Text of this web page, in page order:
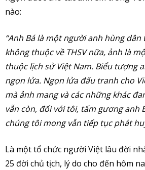
nào:
“Anh Bá là một người anh hùng dân
không thuộc về THSV nữa, ảnh là
thuộc lịch sử Việt Nam. Biểu tượng
ngọn lửa. Ngọn lửa đấu tranh cho
mà ảnh mang và các những khác
vẫn còn, đối với tôi, tấm gương anh
chúng tôi mong vẫn tiếp tục phát
Là một tổ chức người Việt lâu đời
25 đời chủ tịch, lý do cho đến hôm